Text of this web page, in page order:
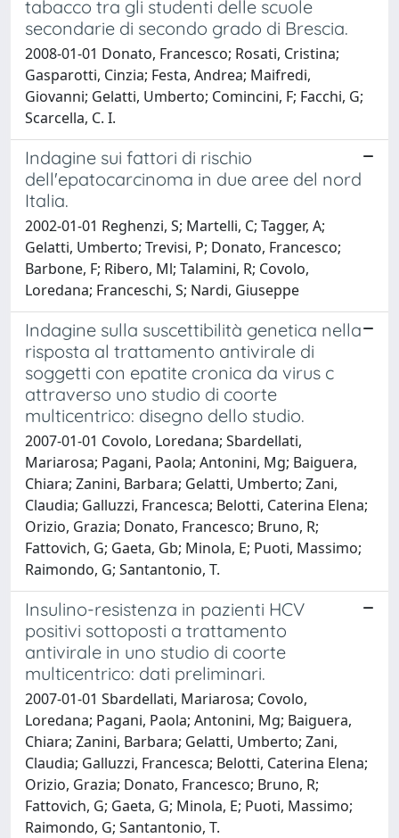
tabacco tra gli studenti delle scuole
secondarie di secondo grado di Brescia.
2008-01-01 Donato, Francesco; Rosati, Cristina;
Gasparotti, Cinzia; Festa, Andrea; Maifredi,
Giovanni; Gelatti, Umberto; Comincini, F; Facchi, G;
Scarcella, C. I.
Indagine sui fattori di rischio
dell'epatocarcinoma in due aree del nord
Italia.
2002-01-01 Reghenzi, S; Martelli, C; Tagger, A;
Gelatti, Umberto; Trevisi, P; Donato, Francesco;
Barbone, F; Ribero, Ml; Talamini, R; Covolo,
Loredana; Franceschi, S; Nardi, Giuseppe
Indagine sulla suscettibilità genetica nella
risposta al trattamento antivirale di
soggetti con epatite cronica da virus c
attraverso uno studio di coorte
multicentrico: disegno dello studio.
2007-01-01 Covolo, Loredana; Sbardellati,
Mariarosa; Pagani, Paola; Antonini, Mg; Baiguera,
Chiara; Zanini, Barbara; Gelatti, Umberto; Zani,
Claudia; Galluzzi, Francesca; Belotti, Caterina Elena;
Orizio, Grazia; Donato, Francesco; Bruno, R;
Fattovich, G; Gaeta, Gb; Minola, E; Puoti, Massimo;
Raimondo, G; Santantonio, T.
Insulino-resistenza in pazienti HCV
positivi sottoposti a trattamento
antivirale in uno studio di coorte
multicentrico: dati preliminari.
2007-01-01 Sbardellati, Mariarosa; Covolo,
Loredana; Pagani, Paola; Antonini, Mg; Baiguera,
Chiara; Zanini, Barbara; Gelatti, Umberto; Zani,
Claudia; Galluzzi, Francesca; Belotti, Caterina Elena;
Orizio, Grazia; Donato, Francesco; Bruno, R;
Fattovich, G; Gaeta, G; Minola, E; Puoti, Massimo;
Raimondo, G; Santantonio, T.